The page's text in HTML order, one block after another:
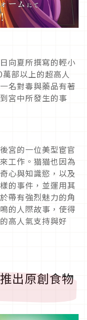
向夏所撰寫的輕小
萬部以上的超高人
名對毒與藥品有著
宮中所發生的事
宮的一位美型宦官
工作。猫猫也因為
心與知識慾，以及
的事件，並運用其
帶有強烈魅力的角
的人際故事，使得
高人氣支持與好
出原創食物